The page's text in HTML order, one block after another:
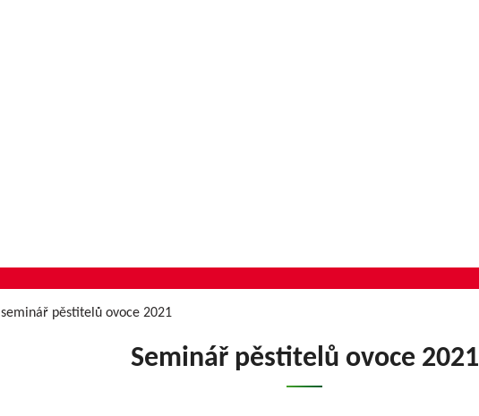
seminář pěstitelů ovoce 2021
Seminář pěstitelů ovoce 2021